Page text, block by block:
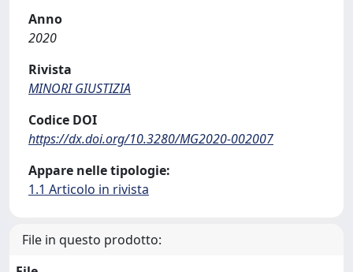
Anno
2020
Rivista
MINORI GIUSTIZIA
Codice DOI
https://dx.doi.org/10.3280/MG2020-002007
Appare nelle tipologie:
1.1 Articolo in rivista
File in questo prodotto: